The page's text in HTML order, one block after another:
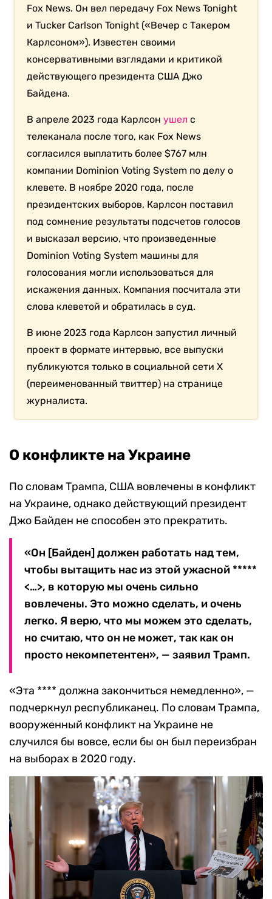
Fox News. Он вел передачу Fox News Tonight
и Tucker Carlson Tonight («Вечер с Такером
Карлсоном»). Известен своими
консервативными взглядами и критикой
действующего президента США Джо
Байдена.
В апреле 2023 года Карлсонушел с
телеканала после того, как Fox News
согласился выплатить более $767 млн
компании Dominion Voting System по делу о
клевете. В ноябре 2020 года, после
президентских выборов, Карлсон поставил
под сомнение результаты подсчетов голосов
и высказал версию, что произведенные
Dominion Voting System машины для
голосования могли использоваться для
искажения данных. Компания посчитала эти
слова клеветой и обратилась в суд.
В июне 2023 года Карлсон запустил личный
проект в формате интервью, все выпуски
публикуются только в социальной сети X
(переименованный твиттер) на странице
журналиста.
О конфликте на Украине
По словам Трампа, США вовлечены в конфликт
на Украине, однако действующий президент
Джо Байден не способен это прекратить.
«Он [Байден] должен работать над тем,
чтобы вытащить нас из этой ужасной *****
<…>, в которую мы очень сильно
вовлечены. Это можно сделать, и очень
легко. Я верю, что мы можем это сделать,
но считаю, что он не может, так как он
просто некомпетентен», — заявил Трамп.
«Эта **** должна закончиться немедленно», —
подчеркнул республиканец. По словам Трампа,
вооруженный конфликт на Украине не
случился бы вовсе, если бы он был переизбран
на выборах в 2020 году.